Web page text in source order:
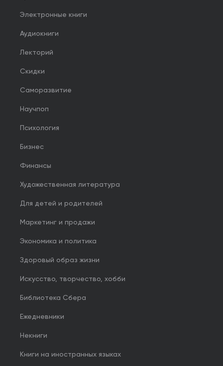
Электронные книги
Аудиокниги
Лекторий
Скидки
Саморазвитие
Научпоп
Психология
Бизнес
Финансы
Художественная литература
Для детей и родителей
Маркетинг и продажи
Экономика и политика
Здоровый образ жизни
Искусство, творчество, хобби
Библиотека Сбера
Ежедневники
Некниги
Книги на иностранных языках